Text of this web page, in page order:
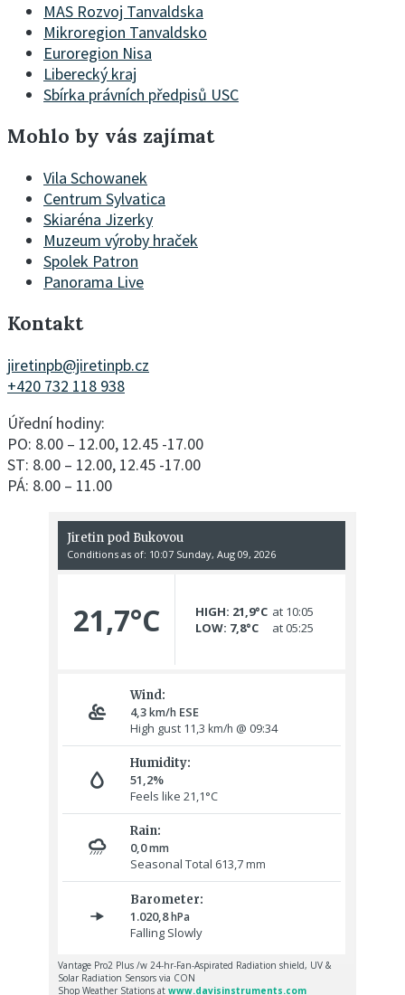
MAS Rozvoj Tanvaldska
Mikroregion Tanvaldsko
Euroregion Nisa
Liberecký kraj
Sbírka právních předpisů USC
Mohlo by vás zajímat
Vila Schowanek
Centrum Sylvatica
Skiaréna Jizerky
Muzeum výroby hraček
Spolek Patron
Panorama Live
Kontakt
jiretinpb@jiretinpb.cz
+420 732 118 938
Úřední hodiny:
PO: 8.00 – 12.00, 12.45 -17.00
ST: 8.00 – 12.00, 12.45 -17.00
PÁ: 8.00 – 11.00